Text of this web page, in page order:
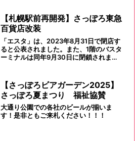
【札幌駅前再開発】さっぽろ東急
百貨店改装
「エスタ」は、2023年8月31日で閉店す
ると公表されました。また、1階のバスタ
ーミナルは同年9月30日に閉鎖されま
【さっぽろビアガーデン2025】
さっぽろ夏まつり 福祉協賛
大通り公園での各社のビールが揃いま
す！是非ともご来札ください！！！